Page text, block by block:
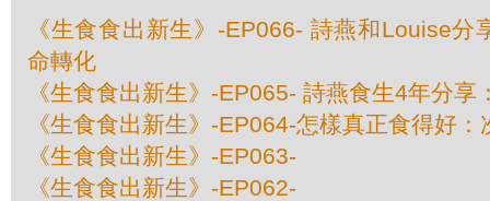
《生食食出新生》-EP066- 詩燕和Louise分
命轉化
《生食食出新生》-EP065- 詩燕食生4年分享
《生食食出新生》-EP064-怎樣真正食得好：
《生食食出新生》-EP063-
《生食食出新生》-EP062-